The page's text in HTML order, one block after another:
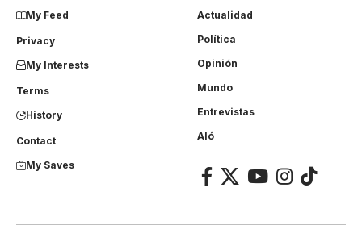
My Feed
Privacy
My Interests
Terms
History
Contact
My Saves
Actualidad
Política
Opinión
Mundo
Entrevistas
Aló